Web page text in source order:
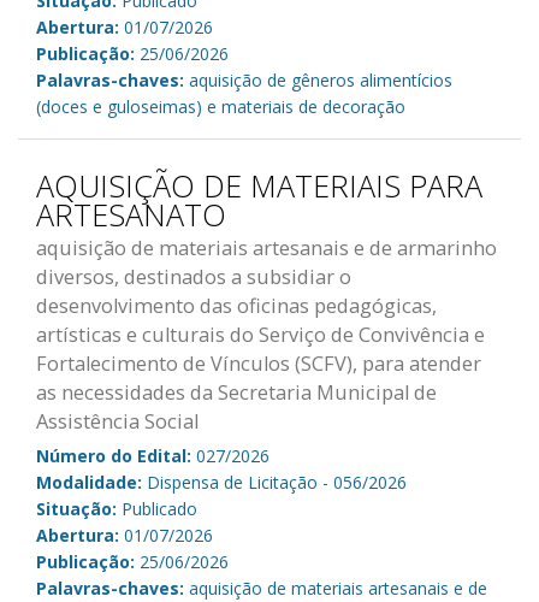
Abertura: 01/07/2026
Publicação: 25/06/2026
Palavras-chaves: aquisição de gêneros alimentícios
(doces e guloseimas) e materiais de decoração
AQUISIÇÃO DE MATERIAIS PARA
ARTESANATO
aquisição de materiais artesanais e de armarinho
diversos, destinados a subsidiar o
desenvolvimento das oficinas pedagógicas,
artísticas e culturais do Serviço de Convivência e
Fortalecimento de Vínculos (SCFV), para atender
as necessidades da Secretaria Municipal de
Assistência Social
Número do Edital: 027/2026
Modalidade: Dispensa de Licitação - 056/2026
Situação: Publicado
Abertura: 01/07/2026
Publicação: 25/06/2026
Palavras-chaves: aquisição de materiais artesanais e de